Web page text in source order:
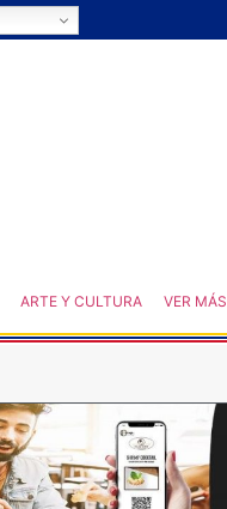
ARTE Y CULTURA VER MÁS